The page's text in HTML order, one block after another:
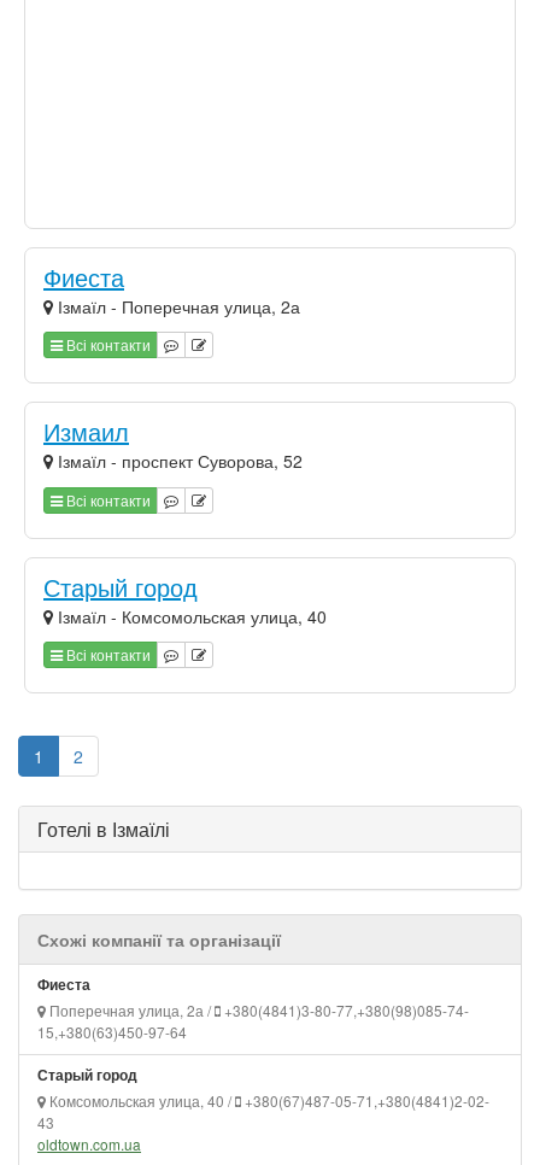
Фиеста
Ізмаїл - Поперечная улица, 2а
Всі контакти
Измаил
Ізмаїл - проспект Суворова, 52
Всі контакти
Старый город
Ізмаїл - Комсомольская улица, 40
Всі контакти
1 2
Готелі в Ізмаїлі
Схожі компанії та організації
Фиеста
Поперечная улица, 2а /
+380(4841)3-80-77,+380(98)085-74-
15,+380(63)450-97-64
Старый город
Комсомольская улица, 40 /
+380(67)487-05-71,+380(4841)2-02-
43
oldtown.com.ua